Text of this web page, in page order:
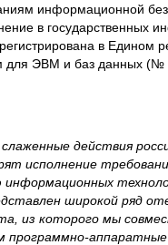
информационной
в государственных
в Едином
для ЭВМ и баз данных (№
действия
исполнение
широкой ряд
из которого мы
программно-